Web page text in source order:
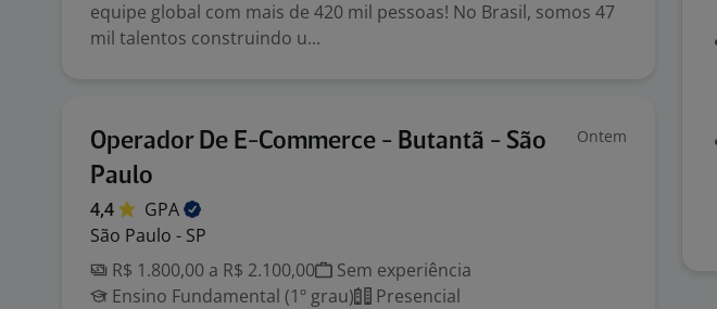
equipe global com mais de 420 mil pessoas! No Brasil, somos 47
mil talentos construindo u...
Operador De E-Commerce - Butantã - São
Paulo
Ontem
4,4
GPA
São Paulo - SP
R$ 1.800,00 a R$ 2.100,00
Sem experiência
Ensino Fundamental (1º grau)
Presencial